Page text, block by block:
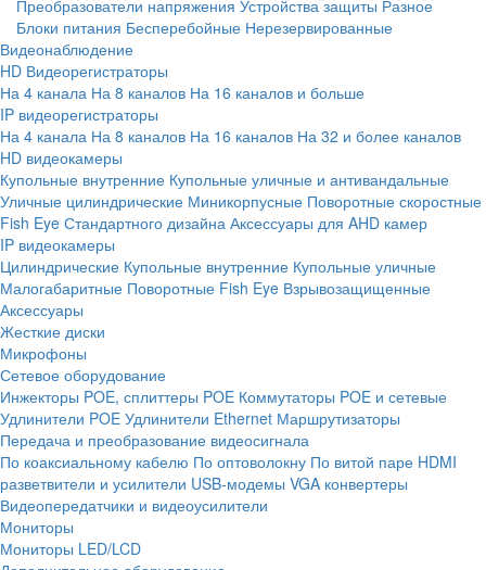
Преобразователи напряжения Устройства защиты Разное
Блоки питания Бесперебойные Нерезервированные
Видеонаблюдение
HD Видеорегистраторы
На 4 канала На 8 каналов На 16 каналов и больше
IP видеорегистраторы
На 4 канала На 8 каналов На 16 каналов На 32 и более каналов
HD видеокамеры
Купольные внутренние Купольные уличные и антивандальные
Уличные цилиндрические Миникорпусные Поворотные скоростные
Fish Eye Стандартного дизайна Аксессуары для AHD камер
IP видеокамеры
Цилиндрические Купольные внутренние Купольные уличные
Малогабаритные Поворотные Fish Eye Взрывозащищенные
Аксессуары
Жесткие диски
Микрофоны
Сетевое оборудование
Инжекторы POE, сплиттеры POE Коммутаторы POE и сетевые
Удлинители POE Удлинители Ethernet Маршрутизаторы
Передача и преобразование видеосигнала
По коаксиальному кабелю По оптоволокну По витой паре HDMI
разветвители и усилители USB-модемы VGA конвертеры
Видеопередатчики и видеоусилители
Мониторы
Мониторы LED/LCD